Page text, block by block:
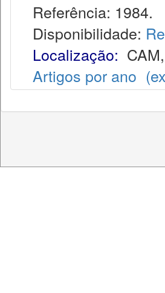
Referência: 1984.
Disponibilidade:
Localização: CAM,
Artigos por ano